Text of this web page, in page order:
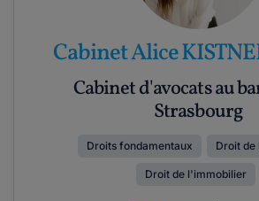
Cabinet Alice
Cabinet d'avocats au
Strasbourg
Droits fondamentaux Droit de
Droit de l'immobilier